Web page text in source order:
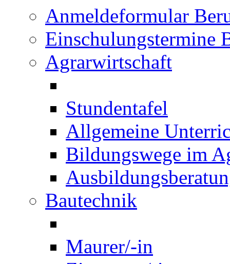
Anmeldeformular
Einschulungstermine
Agrarwirtschaft
Stundentafel
Allgemeine
Bildungswege im
Bautechnik
Maurer/-in